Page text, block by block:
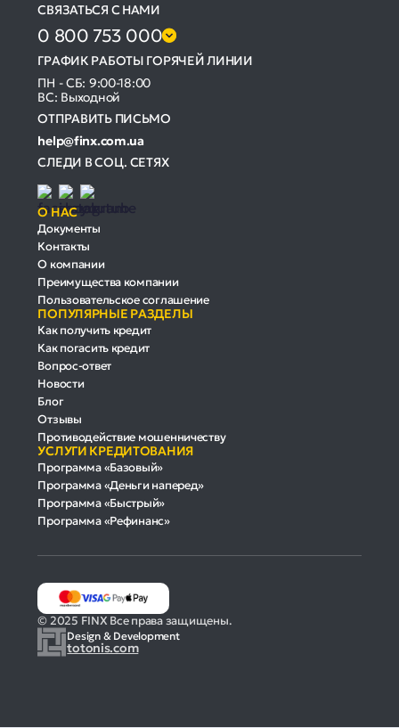
СВЯЗАТЬСЯ С НАМИ
0 800 753 000
ГРАФИК РАБОТЫ ГОРЯЧЕЙ ЛИНИИ
ПН - СБ: 9:00-18:00
ВС: Выходной
ОТПРАВИТЬ ПИСЬМО
help@finx.com.ua
СЛЕДИ В СОЦ. СЕТЯХ
О НАС
Документы
Контакты
О компании
Преимущества компании
Пользовательское соглашение
ПОПУЛЯРНЫЕ РАЗДЕЛЫ
Как получить кредит
Как погасить кредит
Вопрос-ответ
Новости
Блог
Отзывы
Противодействие мошенничеству
УСЛУГИ КРЕДИТОВАНИЯ
Программа «Базовый»
Программа «Деньги наперед»
Программа «Быстрый»
Программа «Рефинанс»
Design & Development
totonis.com
© 2025 FINX Все права защищены.